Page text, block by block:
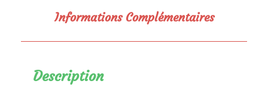
Informations Complémentaires
Description